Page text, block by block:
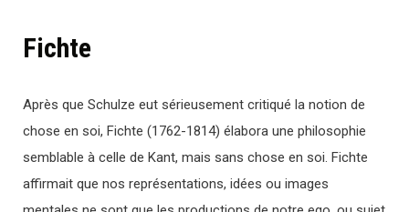
Fichte
Après que Schulze eut sérieusement critiqué la notion de
chose en soi, Fichte (1762-1814) élabora une philosophie
semblable à celle de Kant, mais sans chose en soi. Fichte
affirmait que nos représentations, idées ou images